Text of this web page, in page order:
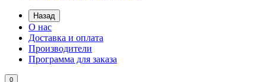
Назад
О нас
Доставка и оплата
Производители
Программа для заказа
0